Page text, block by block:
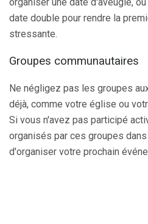
date double pour rendre la
stressante.
Groupes communautaires
Ne négligez pas les groupes
déjà, comme votre église ou
Si vous n'avez pas participé
organisés par ces groupes
d'organiser votre prochain